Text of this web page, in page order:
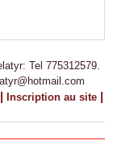
Tel 775312579.
| Inscription au site |